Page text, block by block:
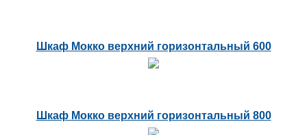
Шкаф Мокко верхний горизонтальный 600
Шкаф Мокко верхний горизонтальный 800